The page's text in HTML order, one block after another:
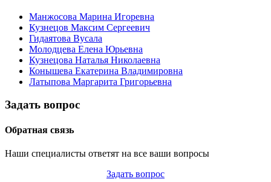
Манжосова Марина Игоревна
Кузнецов Максим Сергеевич
Гидаятова Вусала
Молодцева Елена Юрьевна
Кузнецова Наталья Николаевна
Конышева Екатерина Владимировна
Латыпова Маргарита Григорьевна
Задать вопрос
Обратная связь
Наши специалисты ответят на все ваши вопросы
Задать вопрос